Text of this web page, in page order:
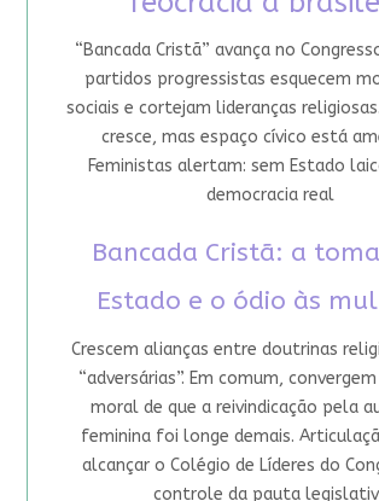
“Bancada Cristã” avança no
partidos progressistas esquecem
sociais e cortejam lideranças
cresce, mas espaço cívico está
Feministas alertam: sem Estado
democracia real
Bancada Cristã: a
Estado e o ódio às
Crescem alianças entre doutrinas
“adversárias”. Em comum,
moral de que a reivindicação pela
feminina foi longe demais.
alcançar o Colégio de Líderes do
controle da pauta